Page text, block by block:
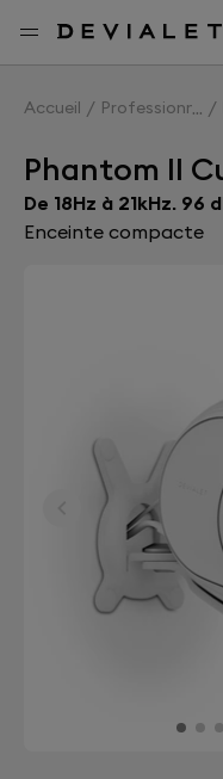
Accueil Professionnels
Phantom II
De 18Hz à 21kHz. 96
Enceinte compacte